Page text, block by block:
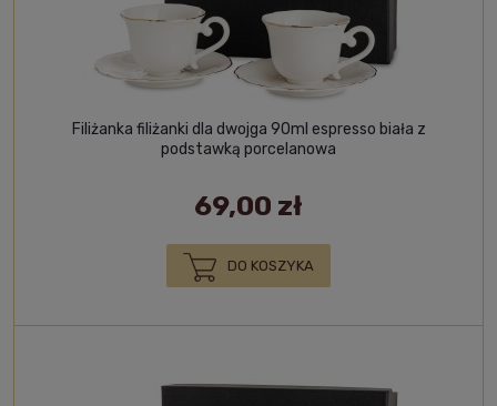
Filiżanka filiżanki dla dwojga 90ml espresso biała z
podstawką porcelanowa
69,00 zł
DO KOSZYKA